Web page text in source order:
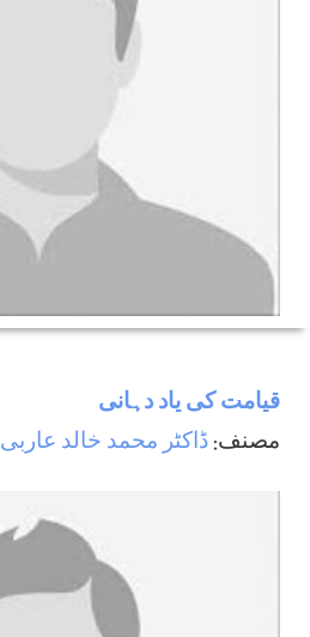
قیامت کی یاد دہانی
مصنف:ڈاکٹر محمد خالد عاربی